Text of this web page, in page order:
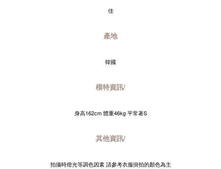
佳
產地
韓國
模特資訊/
身高162cm 體重46kg 平常著S
其他資訊/
拍攝時燈光等調色因素 請參考衣服掛拍的顏色為主